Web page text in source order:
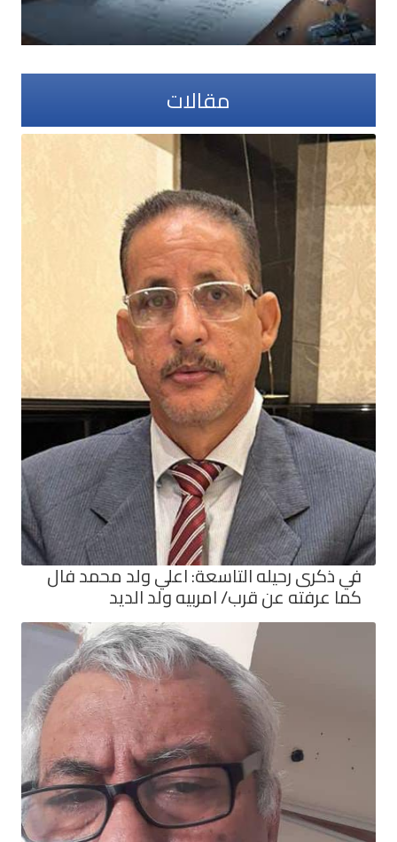
مقالات
في ذكرى رحيله التاسعة: اعلي ولد محمد فال
كما عرفته عن قرب/ امربيه ولد الديد